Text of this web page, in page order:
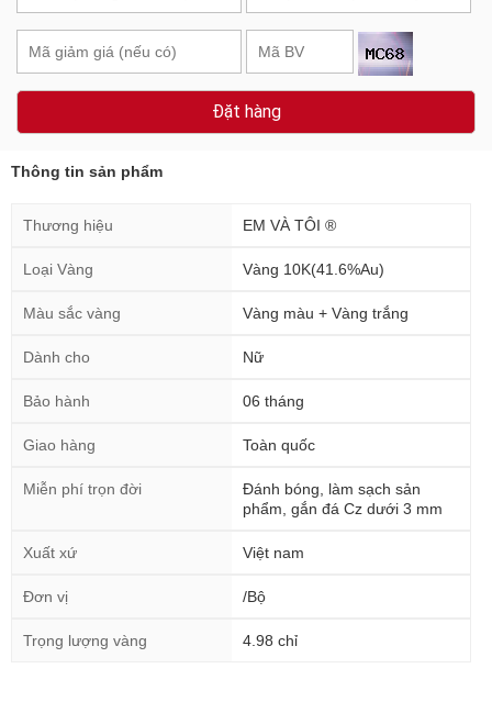
Đặt hàng
Thông tin sản phẩm
Thương hiệu EM VÀ TÔI ®
Loại Vàng Vàng 10K(41.6%Au)
Màu sắc vàng Vàng màu + Vàng trắng
Dành cho Nữ
Bảo hành 06 tháng
Giao hàng Toàn quốc
Miễn phí trọn đời
Đánh bóng, làm sạch sản
phẩm, gắn đá Cz dưới 3 mm
Xuất xứ Việt nam
Đơn vị /Bộ
Trọng lượng vàng 4.98 chỉ